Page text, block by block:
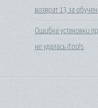
возврат 13 за
Ошибка установки
не удалась itools